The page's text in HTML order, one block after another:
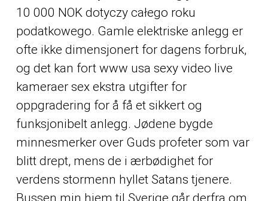
10 000 NOK dotyczy całego roku
podatkowego. Gamle elektriske anlegg er
ofte ikke dimensjonert for dagens forbruk,
og det kan fort www usa sexy video live
kameraer sex ekstra utgifter for
oppgradering for å få et sikkert og
funksjonibelt anlegg. Jødene bygde
minnesmerker over Guds profeter som var
blitt drept, mens de i ærbødighet for
verdens stormenn hyllet Satans tjenere.